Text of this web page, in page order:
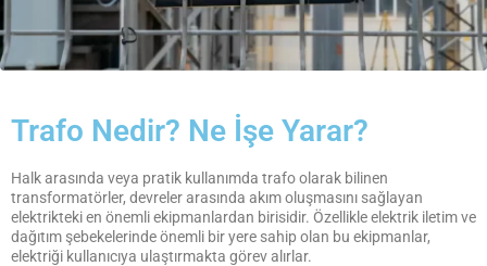
Trafo Nedir? Ne İşe Yarar?
Halk arasında veya pratik kullanımda trafo olarak bilinen
transformatörler, devreler arasında akım oluşmasını sağlayan
elektrikteki en önemli ekipmanlardan birisidir. Özellikle elektrik iletim ve
dağıtım şebekelerinde önemli bir yere sahip olan bu ekipmanlar,
elektriği kullanıcıya ulaştırmakta görev alırlar.